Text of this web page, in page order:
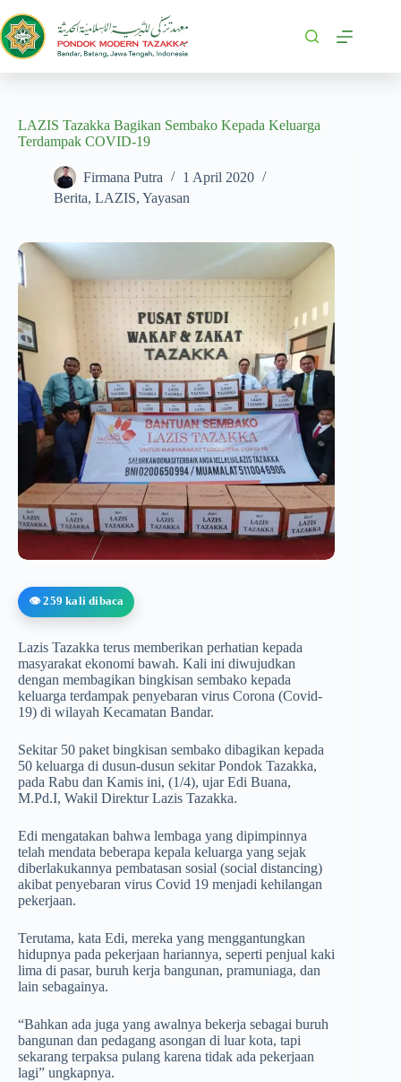
LAZIS Tazakka Bagikan Sembako Kepada Keluarga
Terdampak COVID-19
Firmana Putra
1 April 2020
Berita, LAZIS, Yayasan
👁️ 259 kali dibaca
Lazis Tazakka terus memberikan perhatian kepada
masyarakat ekonomi bawah. Kali ini diwujudkan
dengan membagikan bingkisan sembako kepada
keluarga terdampak penyebaran virus Corona (Covid-
19) di wilayah Kecamatan Bandar.
Sekitar 50 paket bingkisan sembako dibagikan kepada
50 keluarga di dusun-dusun sekitar Pondok Tazakka,
pada Rabu dan Kamis ini, (1/4), ujar Edi Buana,
M.Pd.I, Wakil Direktur Lazis Tazakka.
Edi mengatakan bahwa lembaga yang dipimpinnya
telah mendata beberapa kepala keluarga yang sejak
diberlakukannya pembatasan sosial (social distancing)
akibat penyebaran virus Covid 19 menjadi kehilangan
pekerjaan.
Terutama, kata Edi, mereka yang menggantungkan
hidupnya pada pekerjaan hariannya, seperti penjual kaki
lima di pasar, buruh kerja bangunan, pramuniaga, dan
lain sebagainya.
“Bahkan ada juga yang awalnya bekerja sebagai buruh
bangunan dan pedagang asongan di luar kota, tapi
sekarang terpaksa pulang karena tidak ada pekerjaan
lagi” ungkapnya.